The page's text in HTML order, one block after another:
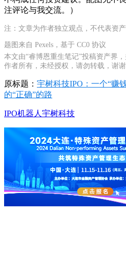
注评论与我交流。）
注：文章为作者独立观点，不代表资产
题图来自 Pexels，基于 CC0 协议
本文由“睿博恩重生笔记”投稿资产界
作者所有，未经授权，请勿转载，谢谢
原标题： 宇树科技IPO：一个“赚
的“正确”的路
IPO机器人 宇树科技